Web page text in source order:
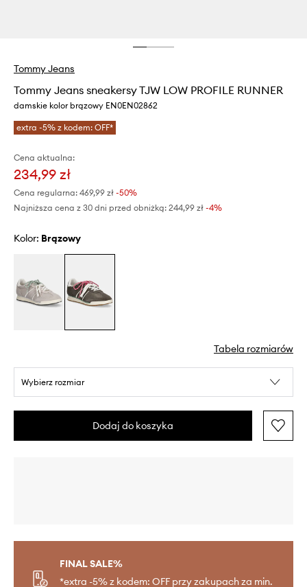
Tommy Jeans
Tommy Jeans sneakersy TJW LOW PROFILE RUNNER
damskie kolor brązowy EN0EN02862
extra -5% z kodem: OFF*
Cena aktualna:
234,99 zł
Cena regularna: 469,99 zł -50%
Najniższa cena z 30 dni przed obniżką: 244,99 zł -4%
Kolor: brązowy
Tabela rozmiarów
Wybierz rozmiar
Dodaj do koszyka
FINAL SALE%
*extra -5% z kodem: OFF przy zakupach za min.